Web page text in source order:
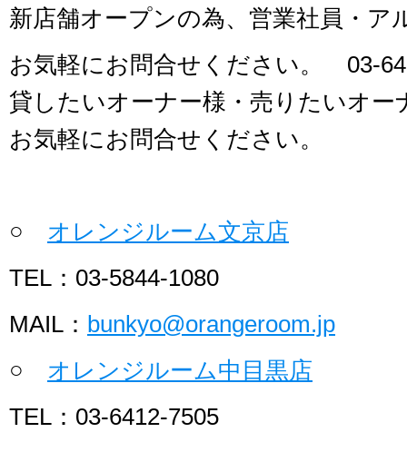
新店舗オープンの為、営業社員・ア
お気軽にお問合せください。 03-
貸したいオーナー様・売りたいオー
お気軽にお問合せください。
○ オレンジルーム文京店
TEL：03-5844-1080
MAIL： bunkyo@orangeroom.jp
○ オレンジルーム中目黒店
TEL：03-6412-7505